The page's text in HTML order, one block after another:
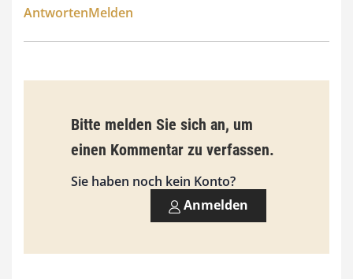
AntwortenMelden
Bitte melden Sie sich an, um
einen Kommentar zu verfassen.
Sie haben noch kein Konto?
Anmelden